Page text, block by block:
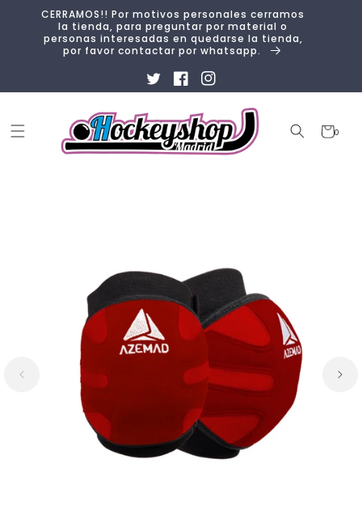
directamente
al contenido
CERRAMOS!! Por motivos personales cerramos
la tienda, para preguntar por material o
personas interesadas en quedarse la tienda,
por favor contactar por whatsapp.
TwitterFacebookInstagram
Carrito
0
0
artículos